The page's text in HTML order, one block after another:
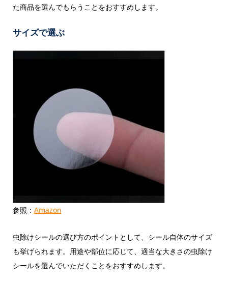
た商品を選んでもらうことをおすすめします。
サイズで選ぶ
参照： Amazon
虫除けシールの選び方のポイントとして、シール自体のサイズ
も挙げられます。用途や部位に応じて、適当な大きさの虫除け
シールを選んでいただくことをおすすめします。